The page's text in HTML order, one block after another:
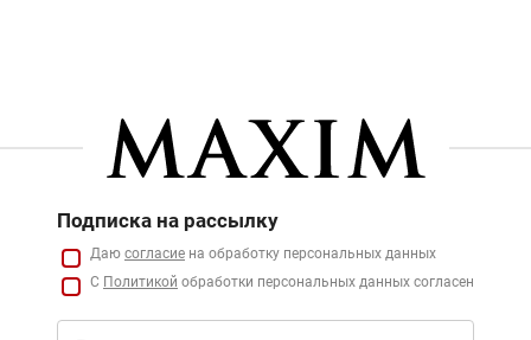
Подписка на рассылку
Даю согласие на обработку персональных данных
С Политикой обработки персональных данных согласен